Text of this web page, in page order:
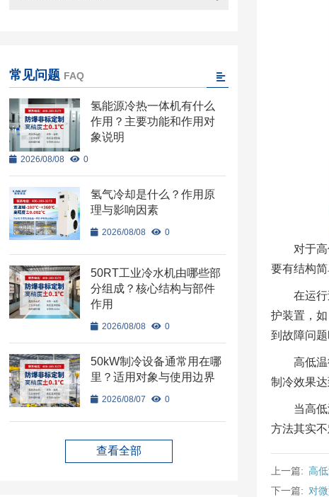
对于
要有结构简
在运
护装置，
到故障问题
高低
制冷效果
当高
方法其实
上一篇: 高
下一篇: 对
常见问题 FAQ
氢能源冷热一体机有什么
作用？主要功能和作用对
象说明
2026/08/08 0
氢气冷却是什么？作用原
理与影响因素
2026/08/08 0
50RT工业冷水机由哪些部
分组成？核心结构与部件
作用
2026/08/08 0
50kW制冷设备通常用在哪
里？适用对象与使用边界
2026/08/07 0
查看全部